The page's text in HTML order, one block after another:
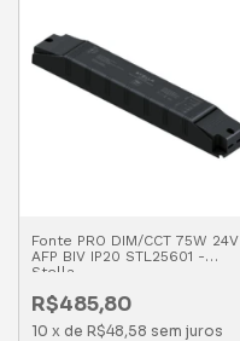
Fonte PRO DIM/CCT 75W 24V
AFP BIV IP20 STL25601 -
Stella
R$485,80
10 x de R$48,58 sem juros